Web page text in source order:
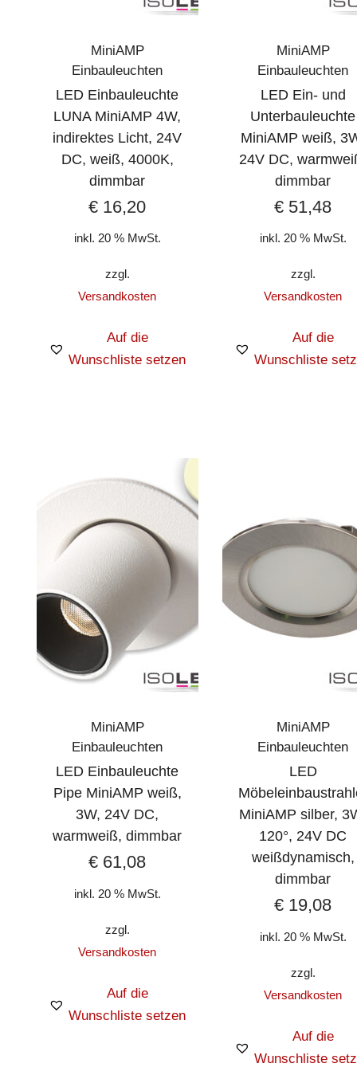
MiniAMP
Einbauleuchten
LED Einbauleuchte
LUNA MiniAMP 4W,
indirektes Licht, 24V
DC, weiß, 4000K,
dimmbar
€ 16,20
inkl. 20 % MwSt.
zzgl.
Versandkosten
Auf die
Wunschliste setzen
MiniAMP
Einbauleuchten
LED Ein- und
Unterbauleuchte
MiniAMP weiß,
24V DC,
dimmbar
€ 51,48
inkl. 20 % MwSt.
zzgl.
Versandkosten
Auf die
Wunschliste
MiniAMP
Einbauleuchten
LED Einbauleuchte
Pipe MiniAMP weiß,
3W, 24V DC,
warmweiß, dimmbar
€ 61,08
inkl. 20 % MwSt.
zzgl.
Versandkosten
Auf die
Wunschliste setzen
MiniAMP
Einbauleuchten
LED
MiniAMP silber,
120°, 24V DC
weißdynamisch,
dimmbar
€ 19,08
inkl. 20 % MwSt.
zzgl.
Versandkosten
Auf die
Wunschliste